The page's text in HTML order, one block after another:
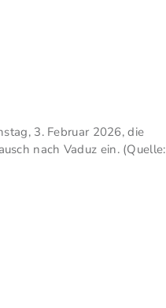
3. Februar 2026, die
nach Vaduz ein. (Quelle: